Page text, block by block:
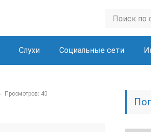
Слухи Социальные сети
Просмотров: 40